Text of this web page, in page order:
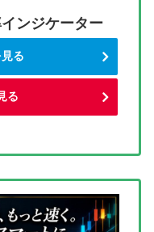
ンジケーター
る
る